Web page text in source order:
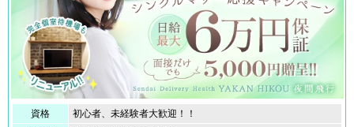
資格
初心者、未経験者大歓迎！！